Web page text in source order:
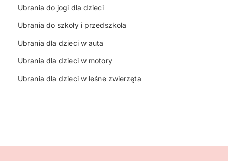
Ubrania do jogi dla dzieci
Ubrania do szkoły i przedszkola
Ubrania dla dzieci w auta
Ubrania dla dzieci w motory
Ubrania dla dzieci w leśne zwierzęta